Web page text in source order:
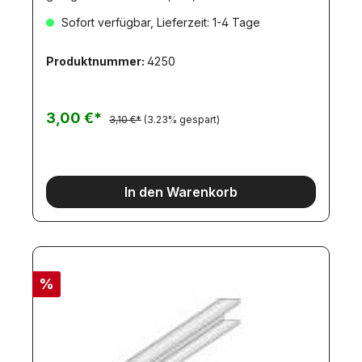
Sofort verfügbar, Lieferzeit: 1-4 Tage
Produktnummer: 4250
3,00 €* 3,10 €* (3.23% gespart)
In den Warenkorb
%